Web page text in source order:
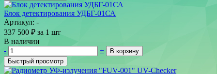
Блок детектирования УДБГ-01СА
Артикул: -
337 500 ₽ за 1 шт
В наличии
-
+
В корзину
Быстрый просмотр